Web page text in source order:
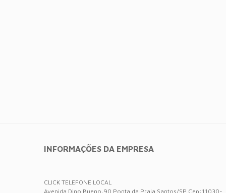
INFORMAÇÕES DA EMPRESA
CLICK TELEFONE LOCAL
Avenida Dino Bueno,90 Ponta da Praia Santos/SP Cep:11030-